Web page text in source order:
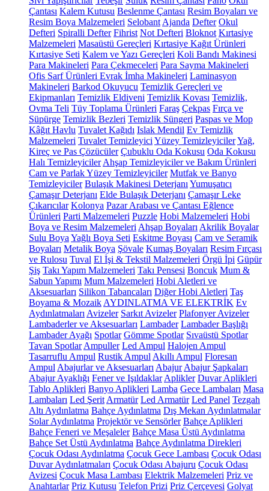
Çantası Kalem Kutusu Beslenme Çantası Resim Boyaları ve
Resim Boya Malzemeleri Selobant Ajanda Defter Okul
Defteri Spiralli Defter Fihrist Not Defteri Bloknot Kırtasiye
Malzemeleri Masaüstü Gereçleri Kırtasiye Kağıt Ürünleri
Kırtasiye Seti Kalem ve Yazı Gereçleri Koli Bandı Makinesi
Para Makineleri Para Çekmeceleri Para Sayma Makineleri
Ofis Sarf Ürünleri Evrak İmha Makineleri Laminasyon
Makineleri Barkod Okuyucu Temizlik Gereçleri ve
Ekipmanları Temizlik Eldiveni Temizlik Kovası Temizlik,
Ovma Teli Tüy Toplama Ürünleri Faraş Çekpas Fırça ve
Süpürge Temizlik Bezleri Temizlik Süngeri Paspas ve Mop
Kâğıt Havlu Tuvalet Kağıdı Islak Mendil Ev Temizlik
Malzemeleri Tuvalet Temizleyici Yüzey TemizleyicilerYağ,
Kireç ve Pas Çözücüler Çubuklu Oda Kokusu Oda Kokusu
Halı Temizleyiciler Ahşap Temizleyiciler ve Bakım Ürünleri
Cam ve Parlak Yüzey Temizleyiciler Mutfak ve Banyo
Temizleyiciler Bulaşık Makinesi Deterjanı Yumuşatıcı
Çamaşır Deterjanı Elde Bulaşık Deterjanı Çamaşır Leke
Çıkarıcılar Kolonya Pazar Arabası ve Çantası Eğlence
Ürünleri Parti Malzemeleri Puzzle Hobi Malzemeleri Hobi
Boya ve Resim Malzemeleri Ahşap Boyaları Akrilik Boyalar
Sulu Boya Yağlı Boya Seti Eskitme Boyası Cam ve Seramik
Boyaları Metalik Boya Şövale Kumaş Boyaları Resim Fırçası
ve Rulosu Tuval El İşi & Tekstil Malzemeleri Örgü İpi Güpür
Şiş Takı Yapım Malzemeleri Takı Pensesi Boncuk Mum &
Sabun Yapımı Mum Malzemeleri Hobi Aletleri ve
Aksesuarları Silikon Tabancaları Diğer Hobi Aletleri Taş
Boyama & Mozaik AYDINLATMA VE ELEKTRİK Ev
Aydınlatmaları Avizeler Sarkıt Avizeler Plafonyer Avizeler
Lambaderler ve Aksesuarları Lambader Lambader Başlığı
Lambader Ayağı Spotlar Gömme Spotlar Sıvaüstü Spotlar
Tavan Spotlar Ampuller Led Ampul Halojen Ampul
Tasarruflu Ampul Rustik Ampul Akıllı Ampul Floresan
Ampul Abajurlar ve Aksesuarları Abajur Abajur Şapkaları
Abajur Ayaklığı Fener ve Işıldaklar Aplikler Duvar Aplikleri
Tablo Aplikleri Banyo Aplikleri Lamba Gece Lambaları Masa
Lambaları Led Şerit Armatür Led Armatür Led Panel Tezgah
Altı Aydınlatma Bahçe Aydınlatma Dış Mekan Aydınlatmalar
Solar Aydınlatma Projektör ve Sensörler Bahçe Aplikleri
Bahçe Feneri ve Meşaleler Bahçe Masa Üstü Aydınlatma
Bahçe Set Üstü Aydınlatma Bahçe Aydınlatma Direkleri
Çocuk Odası Aydınlatma Çocuk Gece Lambası Çocuk Odası
Duvar Aydınlatmaları Çocuk Odası Abajuru Çocuk Odası
Avizesi Çocuk Masa Lambası Elektrik Malzemeleri Priz ve
Anahtarlar Priz Kutusu Telefon Prizi Priz Çerçevesi Golyat